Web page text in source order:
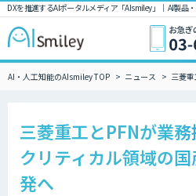
DXを推進するAIポータルメディア「AIsmiley」｜ AI製品
AI・人工知能のAIsmiley TOP ニュース 三菱
三菱重工とPFNが業
クリティカル領域の
発へ